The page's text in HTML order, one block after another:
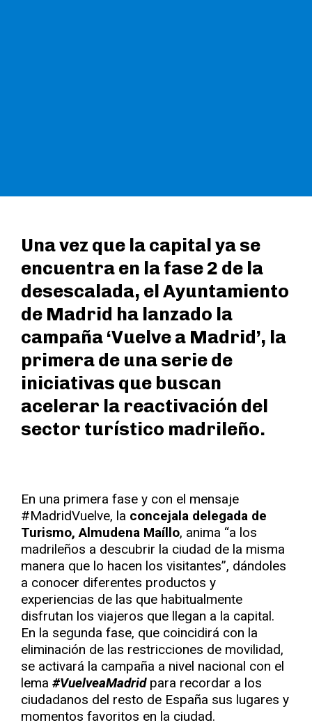
Una vez que la capital ya se
encuentra en la fase 2 de la
desescalada, el Ayuntamiento
de Madrid ha lanzado la
campaña ‘Vuelve a Madrid’, la
primera de una serie de
iniciativas que buscan
acelerar la reactivación del
sector turístico madrileño.
En una primera fase y con el mensaje
#MadridVuelve, la concejala delegada de
Turismo, Almudena Maíllo, anima “a los
madrileños a descubrir la ciudad de la misma
manera que lo hacen los visitantes”, dándoles
a conocer diferentes productos y
experiencias de las que habitualmente
disfrutan los viajeros que llegan a la capital.
En la segunda fase, que coincidirá con la
eliminación de las restricciones de movilidad,
se activará la campaña a nivel nacional con el
lema #VuelveaMadrid para recordar a los
ciudadanos del resto de España sus lugares y
momentos favoritos en la ciudad.